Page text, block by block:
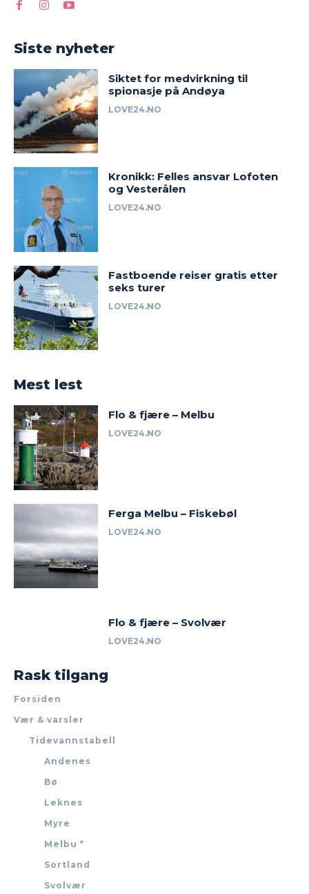
Siste nyheter
Siktet for medvirkning til
spionasje på Andøya
LOVE24.NO
Kronikk: Felles ansvar Lofoten
og Vesterålen
LOVE24.NO
Fastboende reiser gratis etter
seks turer
LOVE24.NO
Mest lest
Flo & fjære – Melbu
LOVE24.NO
Ferga Melbu – Fiskebøl
LOVE24.NO
Flo & fjære – Svolvær
LOVE24.NO
Rask tilgang
Forsiden
Vær & varsler
Tidevannstabell
Andenes
Bø
Leknes
Myre
Melbu *
Sortland
Svolvær